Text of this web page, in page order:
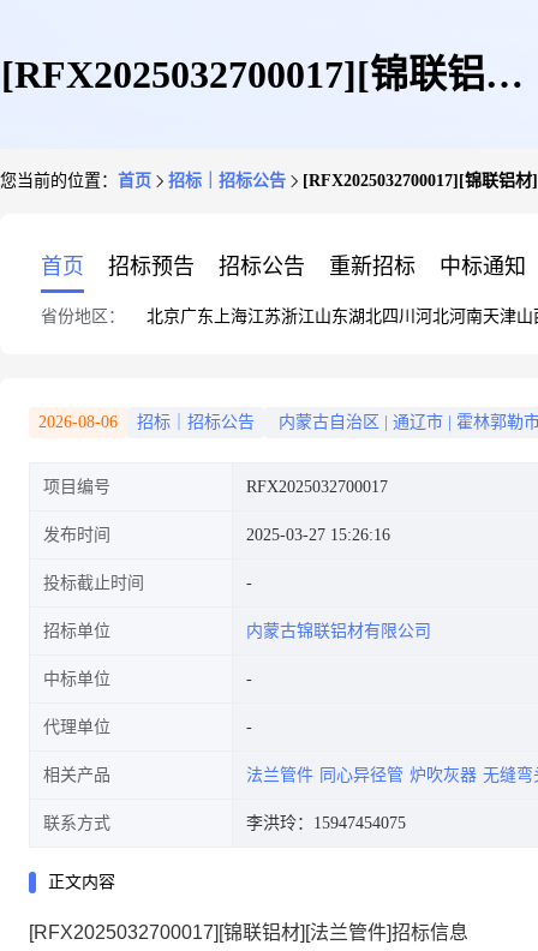
[RFX2025032700017][锦联铝材]
您当前的位置： 首页 招标｜招标公告 [RFX2025032700017][锦联铝
首页 招标预告 招标公告 重新招标 中标通知
省份地区： 北京广东 上海江苏浙江山东湖北四川 河北河南天津山
2026-08-06 招标｜招标公告 内蒙古自治区 通辽市 霍林郭勒
项目编号 RFX2025032700017
发布时间 2025-03-27 15:26:16
投标截止时间
招标单位 内蒙古锦联铝材有限公司
中标单位
代理单位
相关产品 法兰管件 同心异径管 炉吹灰器 无缝弯
联系方式 李洪玲：15947454075
正文内容
[RFX2025032700017][锦联铝材][法兰管件]招标信息